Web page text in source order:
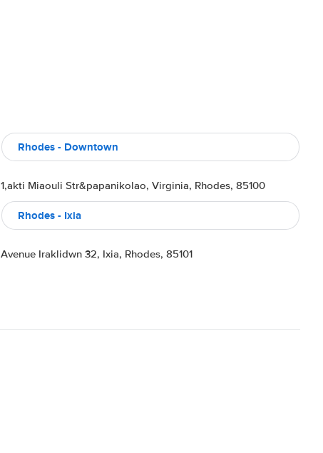
Rhodes - Downtown
1,akti Miaouli Str&papanikolao, Virginia, Rhodes, 85100
Rhodes - Ixia
Avenue Iraklidwn 32, Ixia, Rhodes, 85101